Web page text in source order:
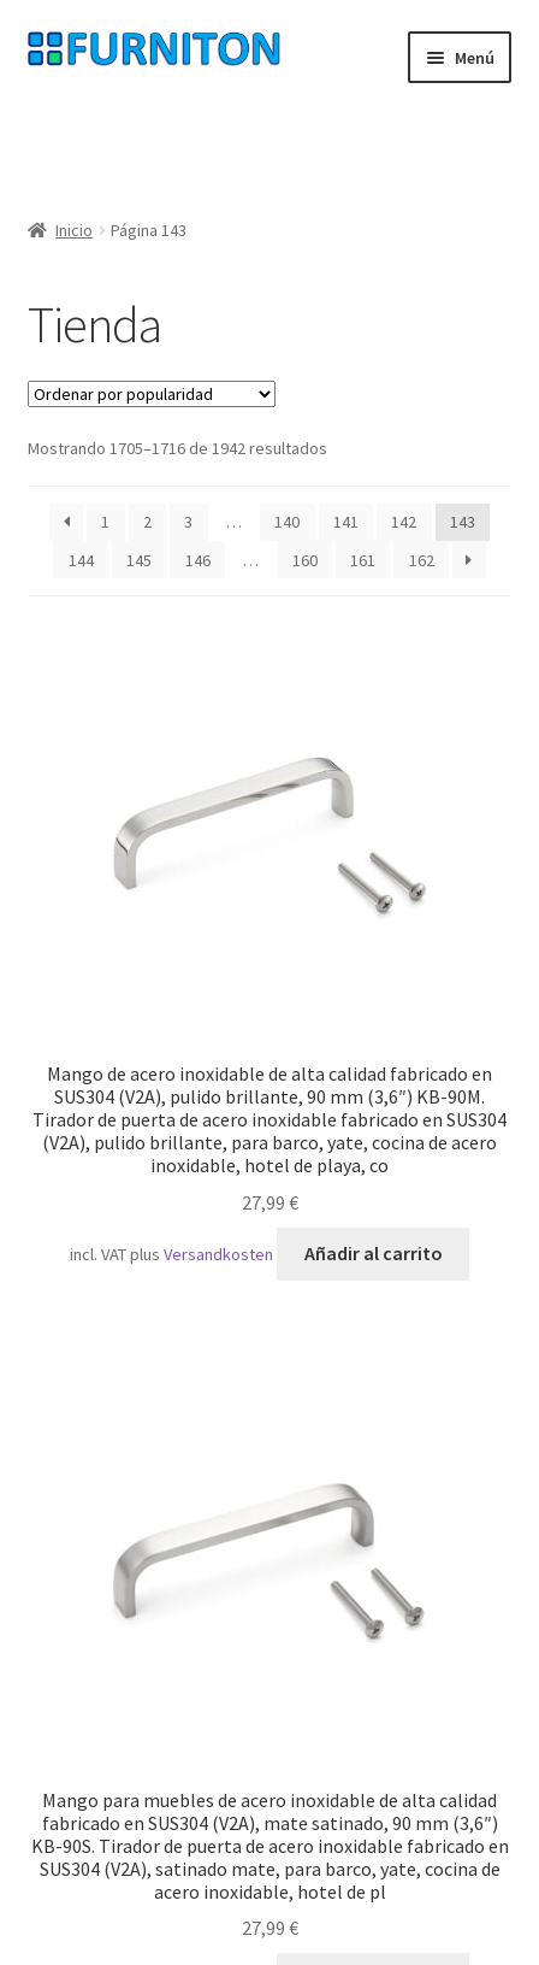
Ir
a
Ir
al
Menú
Protección de datos
Derecho de desistimiento
Transporte marítimo
Inicio Página 143
Tienda
Mostrando 1705–1716 de 1942 resultadosOrdenado
1
2 3 … 140 141 142
143
144
145 146 … 160 161 162
Mango de acero inoxidable de alta calidad fabricado en
SUS304 (V2A), pulido brillante, 90 mm (3,6″) KB-90M.
Tirador de puerta de acero inoxidable fabricado en SUS304
(V2A), pulido brillante, para barco, yate, cocina de acero
inoxidable, hotel de playa, co
27,99 €
incl. VATplus Versandkosten Añadir al carrito
Mango para muebles de acero inoxidable de alta calidad
fabricado en SUS304 (V2A), mate satinado, 90 mm (3,6″)
KB-90S. Tirador de puerta de acero inoxidable fabricado en
SUS304 (V2A), satinado mate, para barco, yate, cocina de
acero inoxidable, hotel de pl
27,99 €